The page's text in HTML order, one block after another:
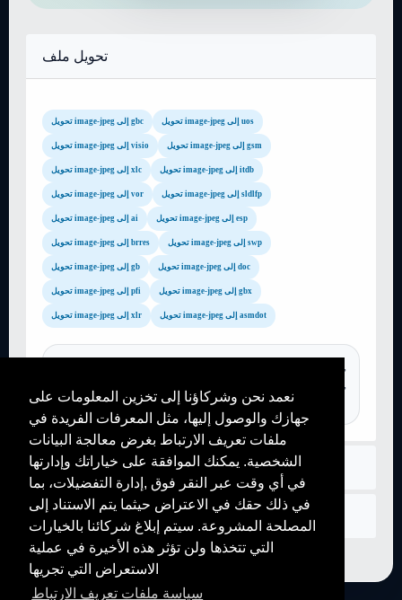
نعمد نحن وشركاؤنا إلى تخزين المعلومات على
جهازك والوصول إليها، مثل المعرفات الفريدة في
ملفات تعريف الارتباط بغرض معالجة البيانات
الشخصية. يمكنك الموافقة على خياراتك وإدارتها
في أي وقت عبر النقر فوق ,إدارة التفضيلات، بما
في ذلك حقك في الاعتراض حيثما يتم الاستناد إلى
المصلحة المشروعة. سيتم إبلاغ شركائنا بالخيارات
التي تتخذها ولن تؤثر هذه الأخيرة في عملية
الاستعراض التي تجريها
سياسة ملفات تعريف الارتباط
تحويل ملف
تحويل image-jpeg إلى gbc تحويل image-jpeg إلى uos
تحويل image-jpeg إلى visio تحويل image-jpeg إلى gsm
تحويل image-jpeg إلى xlc تحويل image-jpeg إلى itdb
تحويل image-jpeg إلى vor تحويل image-jpeg إلى sldlfp
تحويل image-jpeg إلى ai تحويل image-jpeg إلى esp
تحويل image-jpeg إلى brres تحويل image-jpeg إلى swp
تحويل image-jpeg إلى gb تحويل image-jpeg إلى doc
تحويل image-jpeg إلى pfi تحويل image-jpeg إلى gbx
تحويل image-jpeg إلى xlr تحويل image-jpeg إلى asmdot
mp3 converter, image to pdf,convertisseur mp4, mp4 converter,...
قواعد
اتصل بنا